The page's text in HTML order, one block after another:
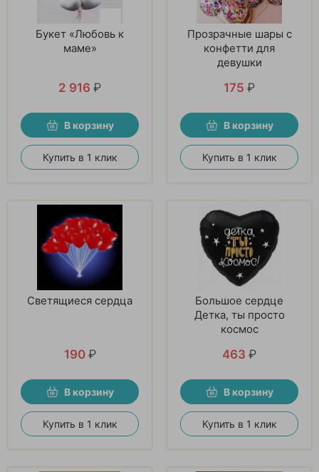
Букет «Любовь к
маме»
2 916 ₽
В корзину
Купить в 1 клик
Прозрачные шары с
конфетти для
девушки
175 ₽
В корзину
Купить в 1 клик
Светящиеся сердца
190 ₽
В корзину
Купить в 1 клик
Большое сердце
Детка, ты просто
космос
463 ₽
В корзину
Купить в 1 клик